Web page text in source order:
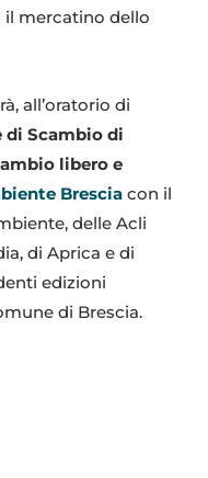
il mercatino dello
all’oratorio di
di Scambio di
libero e
Brescia con il
delle Acli
di Aprica e di
edizioni
di Brescia.